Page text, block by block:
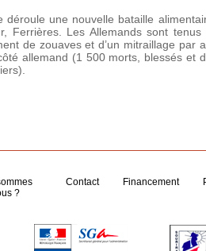
une nouvelle bataille
Ferrières. Les Allemands sont
de zouaves et d’un mitraillage
allemand (1 500 morts, blessés et
?
Contact Financement